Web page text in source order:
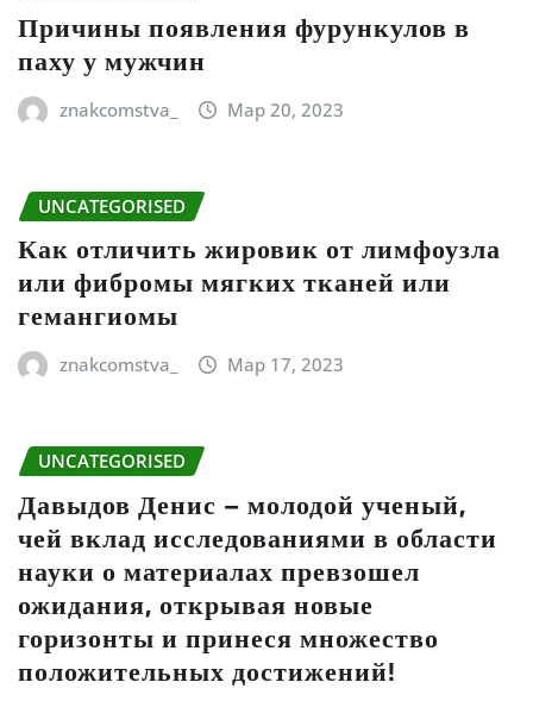
Причины появления фурункулов в
паху у мужчин
znakcomstva_ Мар 20, 2023
UNCATEGORISED
Как отличить жировик от лимфоузла
или фибромы мягких тканей или
гемангиомы
znakcomstva_ Мар 17, 2023
UNCATEGORISED
Давыдов Денис – молодой ученый,
чей вклад исследованиями в области
науки о материалах превзошел
ожидания, открывая новые
горизонты и принеся множество
положительных достижений!